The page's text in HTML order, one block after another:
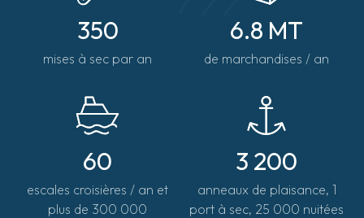
350
mises à sec par an
6.8 MT
de marchandises / an
60
escales croisières / an et
plus de 300 000
3 200
anneaux de plaisance, 1
port à sec, 25 000 nuitées